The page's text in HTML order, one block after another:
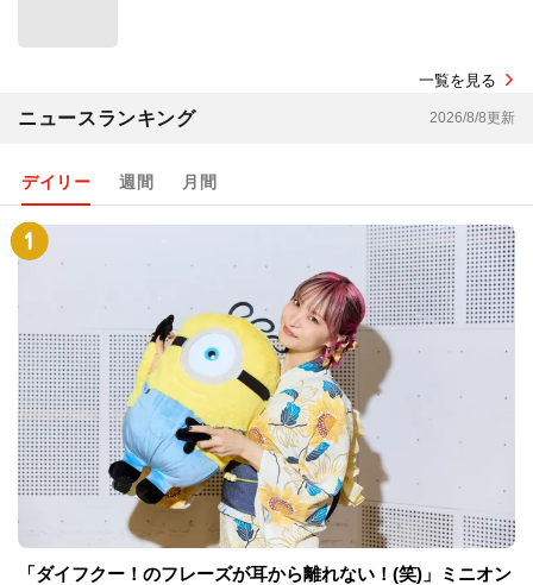
一覧を見る
ニュースランキング 2026/8/8更新
デイリー 週間 月間
「ダイフクー！のフレーズが耳から離れない！(笑)」ミニオン